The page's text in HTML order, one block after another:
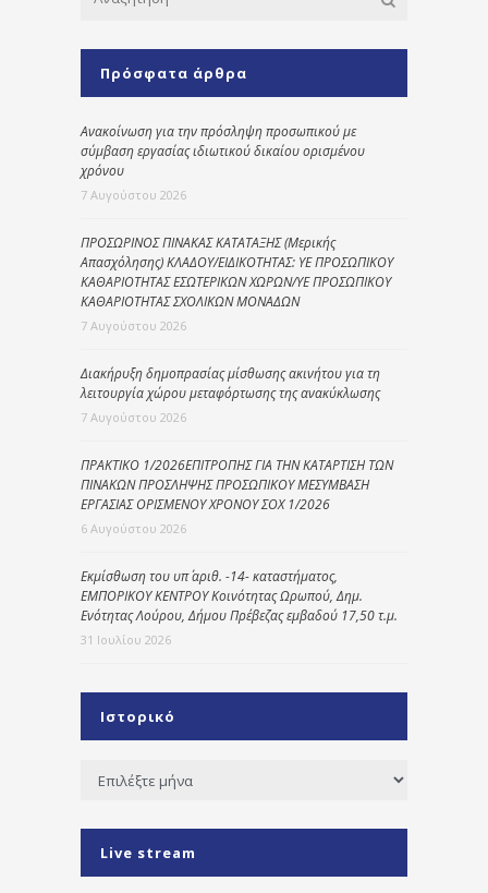
Πρόσφατα άρθρα
Ανακοίνωση για την πρόσληψη προσωπικού με
σύμβαση εργασίας ιδιωτικού δικαίου ορισμένου
χρόνου
7 Αυγούστου 2026
ΠΡΟΣΩΡΙΝΟΣ ΠΙΝΑΚΑΣ ΚΑΤΑΤΑΞΗΣ (Μερικής
Απασχόλησης) ΚΛΑΔΟΥ/ΕΙΔΙΚΟΤΗΤΑΣ: ΥΕ ΠΡΟΣΩΠΙΚΟΥ
ΚΑΘΑΡΙΟΤΗΤΑΣ ΕΣΩΤΕΡΙΚΩΝ ΧΩΡΩΝ/ΥΕ ΠΡΟΣΩΠΙΚΟΥ
ΚΑΘΑΡΙΟΤΗΤΑΣ ΣΧΟΛΙΚΩΝ ΜΟΝΑΔΩΝ
7 Αυγούστου 2026
Διακήρυξη δημοπρασίας μίσθωσης ακινήτου για τη
λειτουργία χώρου μεταφόρτωσης της ανακύκλωσης
7 Αυγούστου 2026
ΠΡΑΚΤΙΚΟ 1/2026ΕΠΙΤΡΟΠΗΣ ΓΙΑ ΤΗΝ ΚΑΤΑΡΤΙΣΗ ΤΩΝ
ΠΙΝΑΚΩΝ ΠΡΟΣΛΗΨΗΣ ΠΡΟΣΩΠΙΚΟΥ ΜΕΣΥΜΒΑΣΗ
ΕΡΓΑΣΙΑΣ ΟΡΙΣΜΕΝΟΥ ΧΡΟΝΟΥ ΣΟΧ 1/2026
6 Αυγούστου 2026
Εκμίσθωση του υπ΄ αριθ. -14- καταστήματος,
ΕΜΠΟΡΙΚΟΥ ΚΕΝΤΡΟΥ Κοινότητας Ωρωπού, Δημ.
Ενότητας Λούρου, Δήμου Πρέβεζας εμβαδού 17,50 τ.μ.
31 Ιουλίου 2026
Ιστορικό
Ιστορικό
Live stream